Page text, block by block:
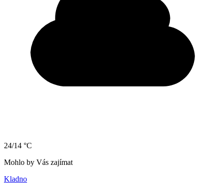
24/14 °C
Mohlo by Vás zajímat
Kladno